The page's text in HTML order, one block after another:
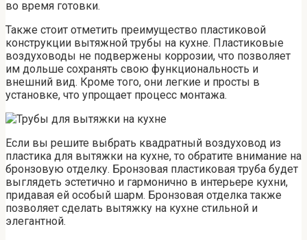
во время готовки.
Также стоит отметить преимущество пластиковой
конструкции вытяжной трубы на кухне. Пластиковые
воздуховоды не подвержены коррозии, что позволяет
им дольше сохранять свою функциональность и
внешний вид. Кроме того, они легкие и просты в
установке, что упрощает процесс монтажа.
Если вы решите выбрать квадратный воздуховод из
пластика для вытяжки на кухне, то обратите внимание на
бронзовую отделку. Бронзовая пластиковая труба будет
выглядеть эстетично и гармонично в интерьере кухни,
придавая ей особый шарм. Бронзовая отделка также
позволяет сделать вытяжку на кухне стильной и
элегантной.